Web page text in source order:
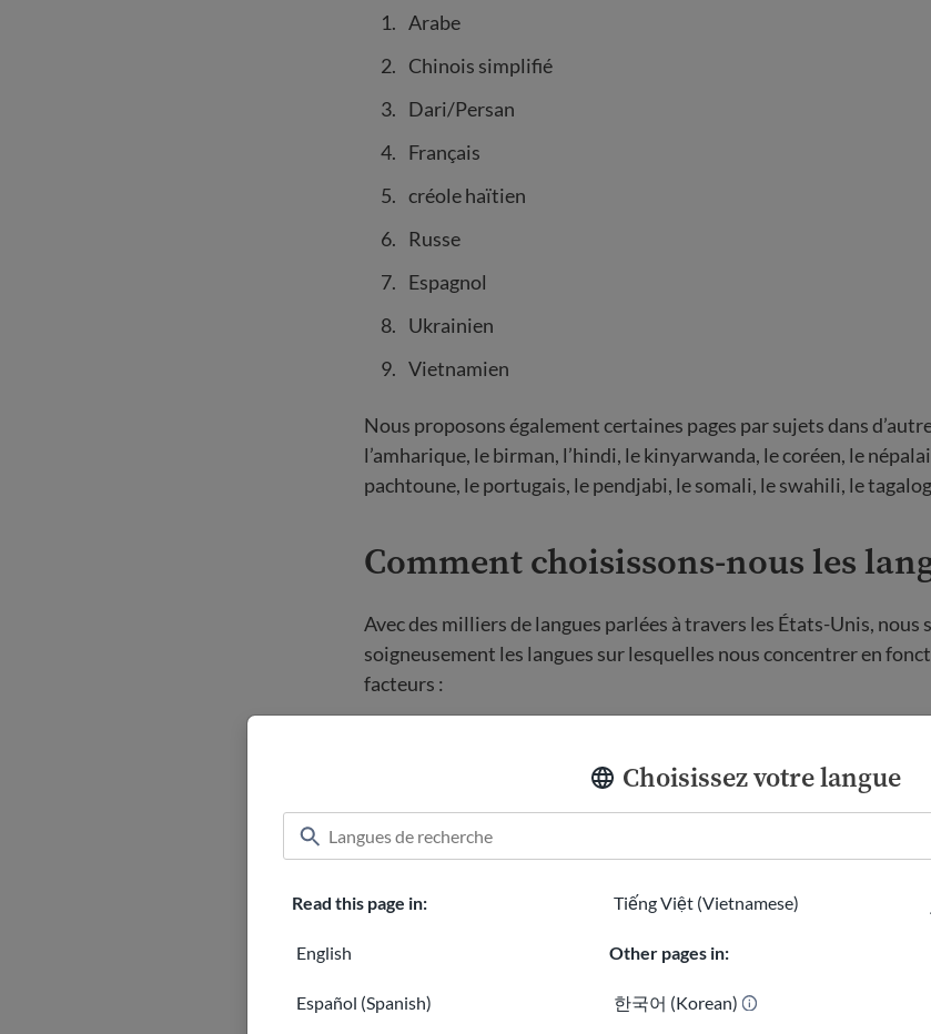
Choisissez votre langue
Read this page in:
English
Español (Spanish)
Tiếng Việt (Vietnamese)
Other pages in:
한국어 (Korean)
Arabe
Chinois simplifié
Dari/Persan
Français
créole haïtien
Russe
Espagnol
Ukrainien
Vietnamien
Nous proposons également certaines pages par sujets dans
l’amharique, le birman, l’hindi, le kinyarwanda, le coréen, le
pachtoune, le portugais, le pendjabi, le somali, le swahili, le
Comment choisissons-nous les
Avec des milliers de langues parlées à travers les États-Unis, nous
soigneusement les langues sur lesquelles nous concentrer en
facteurs :
personnes qui parlent une langue à la maison et qui ont des
Ressources existantes
Feedback de la communauté : nous écoutons les voix de ceux
donnons la priorité aux communautés mal desservies.
Démographie
: Nous prenons également en compte des
et l'accès aux ressources pour chaque groupe linguistique.